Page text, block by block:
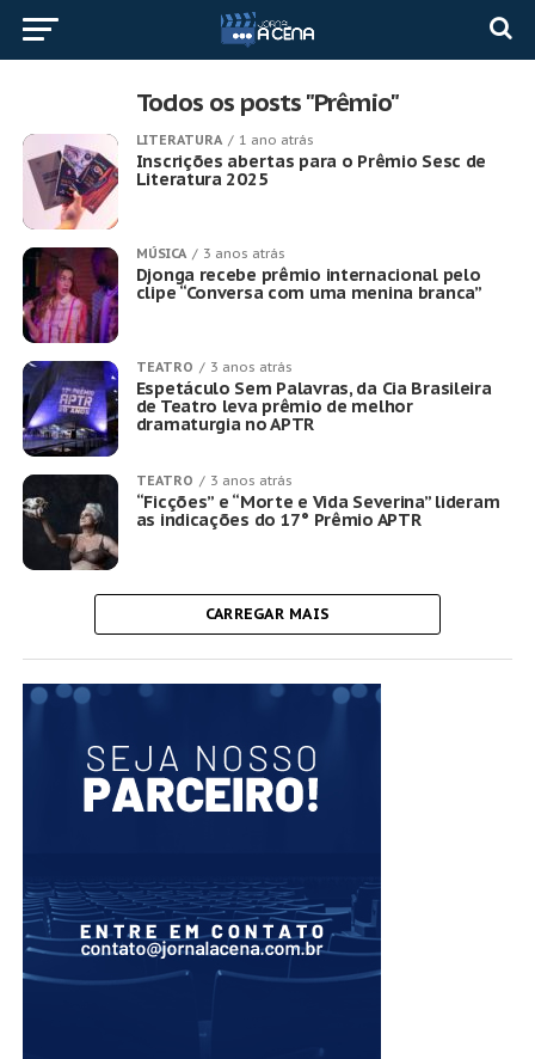
Todos os posts "Prêmio"
LITERATURA 1 ano atrás
Inscrições abertas para o Prêmio Sesc de
Literatura 2025
MÚSICA 3 anos atrás
Djonga recebe prêmio internacional pelo
clipe “Conversa com uma menina branca”
TEATRO 3 anos atrás
Espetáculo Sem Palavras, da Cia Brasileira
de Teatro leva prêmio de melhor
dramaturgia no APTR
TEATRO 3 anos atrás
“Ficções” e “Morte e Vida Severina” lideram
as indicações do 17° Prêmio APTR
CARREGAR MAIS